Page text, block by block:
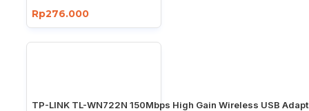
Rp276.000
TP-LINK TL-WN722N 150Mbps High Gain Wireless USB